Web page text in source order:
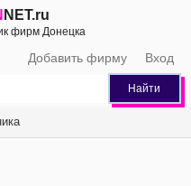
NET.ru
фирм Донецка
Добавить фирму Вход
Найти